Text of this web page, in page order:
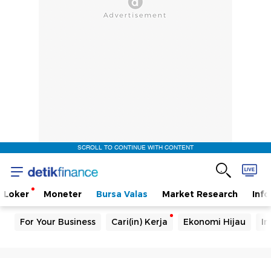
SCROLL TO CONTINUE WITH CONTENT
Loker Moneter Bursa Valas Market Research
For Your Business Cari(in) Kerja Ekonomi Hijau